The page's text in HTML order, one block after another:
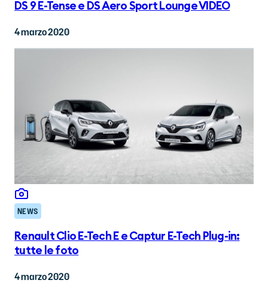
DS 9 E-Tense e DS Aero Sport Lounge VIDEO
4 marzo 2020
NEWS
Renault Clio E-Tech E e Captur E-Tech Plug-in:
tutte le foto
4 marzo 2020